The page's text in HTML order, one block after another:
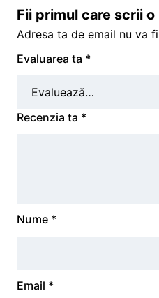
Fii primul care scrii o
Adresa ta de email nu va
Evaluarea ta *
Recenzia ta *
Nume *
Email *